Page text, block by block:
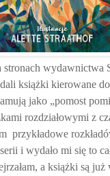
stronach wydawnictwa
książki kierowane
jako „pomost
rozdziałowymi z
przykładowe
i wydało mi się to
a książki są już